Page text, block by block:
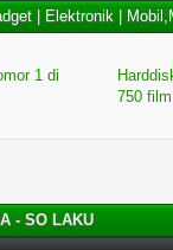
| Elektronik|
1 di
750
- SO LAKU